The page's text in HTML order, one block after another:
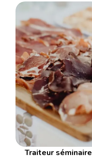
Traiteur séminaire